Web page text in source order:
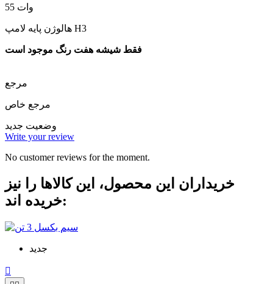
55 وات
هالوژن پایه لامپ H3
فقط شیشه هفت رنگ موجود است
مرجع
مرجع خاص
وضعیت جدید
Write your review
No customer reviews for the moment.
خریداران این محصول، این کالاها را نیز
خریده اند:
جدید
